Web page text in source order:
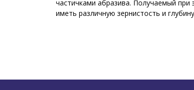
частичками абразива. Получаемый
иметь различную зернистость и